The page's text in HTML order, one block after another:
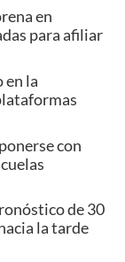
en
para afiliar
en la
con
de 30
la tarde